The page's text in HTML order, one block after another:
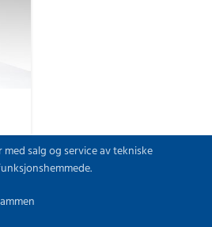
salg og service av tekniske